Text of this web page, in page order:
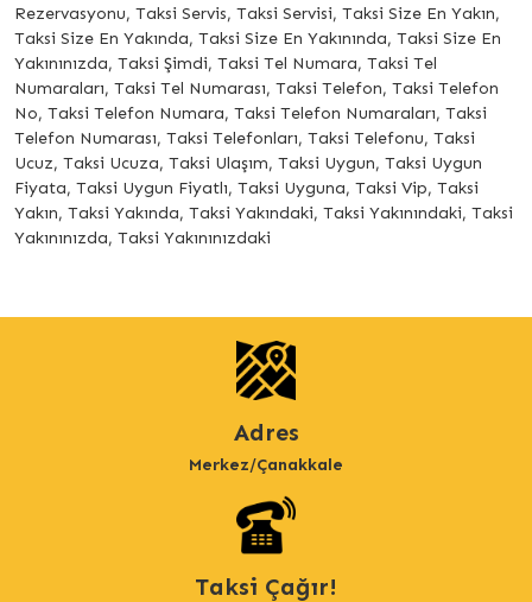
Rezervasyonu, Taksi Servis, Taksi Servisi, Taksi Size En Yakın,
Taksi Size En Yakında, Taksi Size En Yakınında, Taksi Size En
Yakınınızda, Taksi Şimdi, Taksi Tel Numara, Taksi Tel
Numaraları, Taksi Tel Numarası, Taksi Telefon, Taksi Telefon
No, Taksi Telefon Numara, Taksi Telefon Numaraları, Taksi
Telefon Numarası, Taksi Telefonları, Taksi Telefonu, Taksi
Ucuz, Taksi Ucuza, Taksi Ulaşım, Taksi Uygun, Taksi Uygun
Fiyata, Taksi Uygun Fiyatlı, Taksi Uyguna, Taksi Vip, Taksi
Yakın, Taksi Yakında, Taksi Yakındaki, Taksi Yakınındaki, Taksi
Yakınınızda, Taksi Yakınınızdaki
Adres
Merkez/Çanakkale
Taksi Çağır!